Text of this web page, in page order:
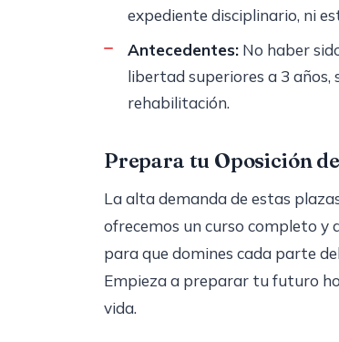
expediente disciplinario, ni
Antecedentes: No haber
libertad superiores a 3 años,
rehabilitación.
Prepara tu Oposición
La alta demanda de estas
ofrecemos un curso completo y
para que domines cada parte
Empieza a preparar tu futuro
vida.